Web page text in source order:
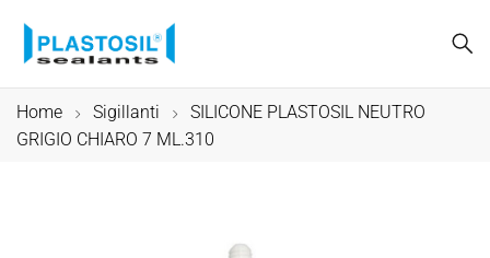
Home Sigillanti
SILICONE PLASTOSIL NEUTRO
GRIGIO CHIARO 7 ML.310